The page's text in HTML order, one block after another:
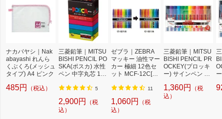
ナカバヤシ｜Nak
abayashi れんら
くぶくろ(メッシュ
タイプ) A4 ピンク
485円 （税込）
三菱鉛筆｜MITSU
BISHI PENCIL PO
SKA(ポスカ) 水性
ペン 中字丸芯 15
C[PC5M15C] 5
2,900円
（税
込）
ゼブラ｜ZEBRA
マッキー 油性マー
カー 極細 12色セ
ット MCF-12C[M
11
1,060円
（税
込）
三菱鉛筆｜MITSU
BISHI PENCIL PR
OCKEY(プロッキ
ー) サインペン &lt;
芯&gt; 12色セット
PM150TR12CN[P
1,360円
（税
込）